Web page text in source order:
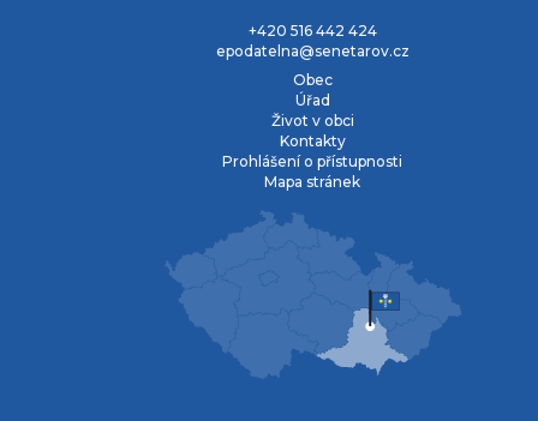
+420 516 442 424
epodatelna@senetarov.cz
Obec
Úřad
Život v obci
Kontakty
Prohlášení o přístupnosti
Mapa stránek